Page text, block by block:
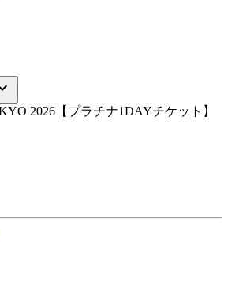
2026【プラチナ1DAYチケット】